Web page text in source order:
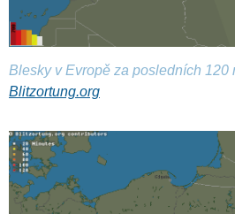
Blesky v Evropě za posledních 120
Blitzortung.org